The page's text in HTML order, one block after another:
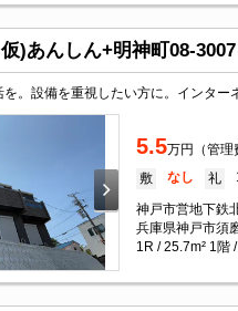
仮)あんしん+明神町08-3007
5.5万円（管理
敷 なし 礼
神戸市営地下鉄
兵庫県神戸市須
1R / 25.7m² 1階